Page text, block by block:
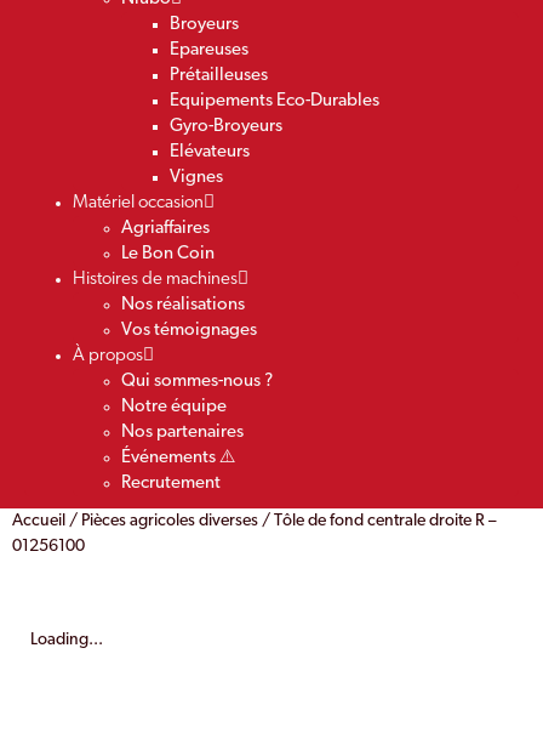
Broyeurs
Epareuses
Prétailleuses
Equipements Eco-Durables
Gyro-Broyeurs
Elévateurs
Vignes
Matériel occasion
Agriaffaires
Le Bon Coin
Histoires de machines
Nos réalisations
Vos témoignages
À propos
Qui sommes-nous ?
Notre équipe
Nos partenaires
Événements ⚠️
Recrutement
Accueil / Pièces agricoles diverses / Tôle de fond centrale droite R –
01256100
Loading...